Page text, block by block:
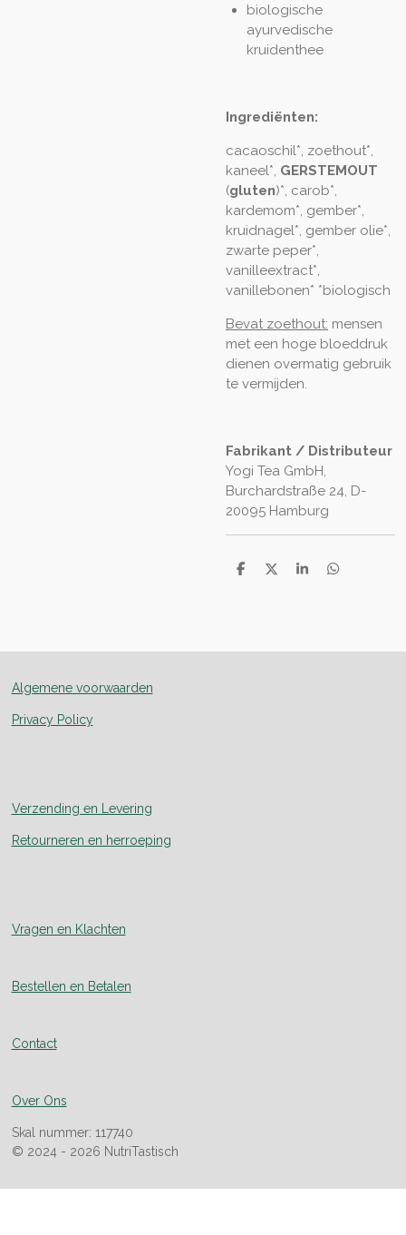
biologische
ayurvedische
kruidenthee
Ingrediënten:
cacaoschil*, zoethout*,
kaneel*, GERSTEMOUT
(gluten)*, carob*,
kardemom*, gember*,
kruidnagel*, gember olie*,
zwarte peper*,
vanilleextract*,
vanillebonen* *biologisch
Bevat zoethout: mensen
met een hoge bloeddruk
dienen overmatig gebruik
te vermijden.
Fabrikant / Distributeur
Yogi Tea GmbH,
Burchardstraße 24, D-
20095 Hamburg
D
D
S
D
Algemene voorwaarden
Privacy Policy
Verzending en Levering
Retourneren en herroeping
Vragen en Klachten
Bestellen en Betalen
Contact
Over Ons
Skal nummer: 117740
© 2024 - 2026 NutriTastisch